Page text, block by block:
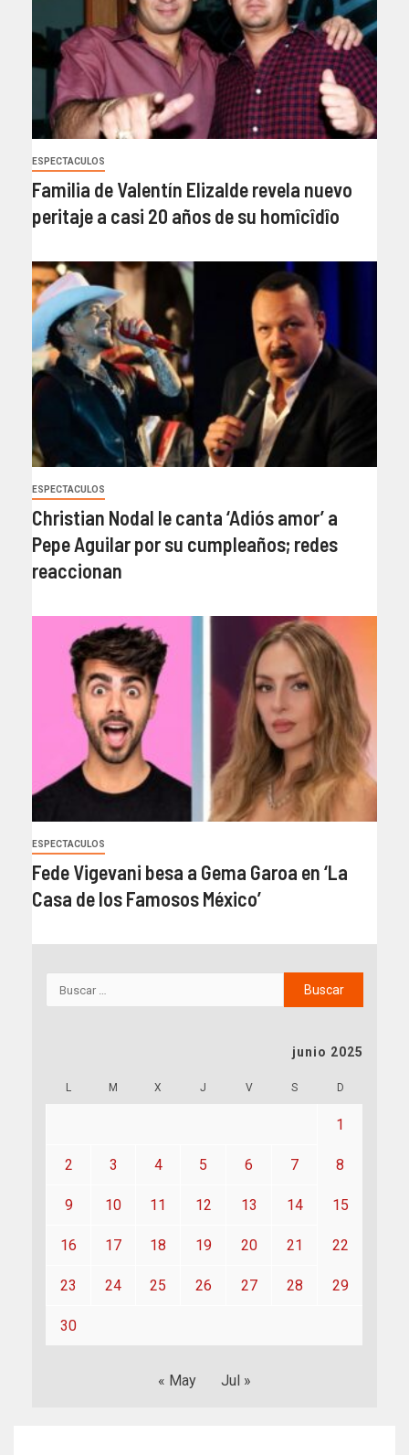
ESPECTACULOS
Familia de Valentín Elizalde revela nuevo
peritaje a casi 20 años de su homîcîdîo
ESPECTACULOS
Christian Nodal le canta ‘Adiós amor’ a
Pepe Aguilar por su cumpleaños; redes
reaccionan
ESPECTACULOS
Fede Vigevani besa a Gema Garoa en ‘La
Casa de los Famosos México’
junio 2025
L M X J V S D
1
2 3 4 5 6 7 8
9 10 11 12 13 14 15
16 17 18 19 20 21 22
23 24 25 26 27 28 29
30
« May Jul »